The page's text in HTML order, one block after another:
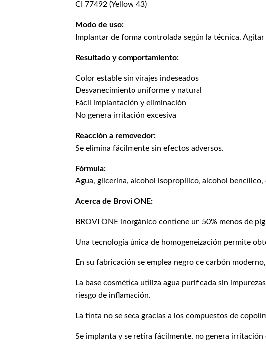
CI 77492 (Yellow 43)
Modo de uso:
Implantar de forma controlada según la técnica.
Resultado y comportamiento:
Color estable sin virajes indeseados
Desvanecimiento uniforme y natural
Fácil implantación y eliminación
No genera irritación excesiva
Reacción a removedor:
Se elimina fácilmente sin efectos adversos.
Fórmula:
Agua, glicerina, alcohol isopropílico, alcohol
Acerca de Brovi ONE:
BROVI ONE inorgánico contiene un 50% menos de
Una tecnología única de homogeneización permite
En su fabricación se emplea negro de carbón
La base cosmética utiliza agua purificada sin
riesgo de inflamación.
La tinta no se seca gracias a los compuestos de
Se implanta y se retira fácilmente, no genera